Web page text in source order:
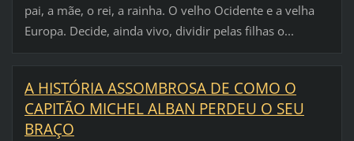
pai, a mãe, o rei, a rainha. O velho Ocidente e a velha
Europa. Decide, ainda vivo, dividir pelas filhas o...
A HISTÓRIA ASSOMBROSA DE COMO O
CAPITÃO MICHEL ALBAN PERDEU O SEU
BRAÇO